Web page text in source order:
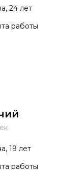
24 лет
работы
19 лет
работы